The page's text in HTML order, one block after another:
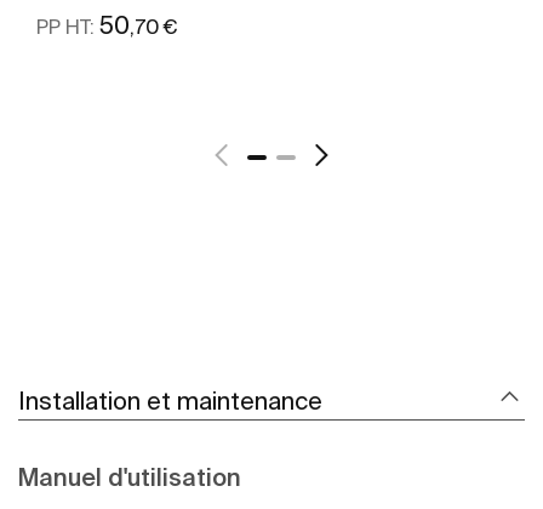
PP HT: 50,70 €
Installation et maintenance
Manuel d'utilisation